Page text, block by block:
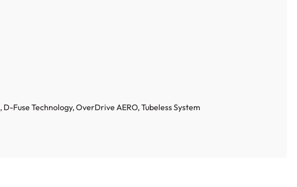
, D-Fuse Technology, OverDrive AERO, Tubeless System